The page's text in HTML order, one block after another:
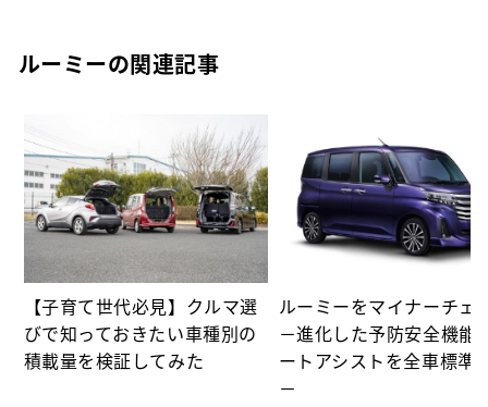
ルーミーの関連記事
【子育て世代必見】クルマ選
びで知っておきたい車種別の
積載量を検証してみた
ルーミーをマイナーチェ
－進化した予防安全機能
ートアシストを全車標準
－